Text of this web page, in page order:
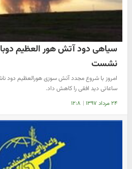
سیاهی دود آتش هور العظیم
نشست
امروز با شروع مجدد آتش سوزی هورالعظیم دود
ساعاتی دید افقی را کاهش داد.
۲۴ مرداد ۱۳۹۷ | ۱۲:۸